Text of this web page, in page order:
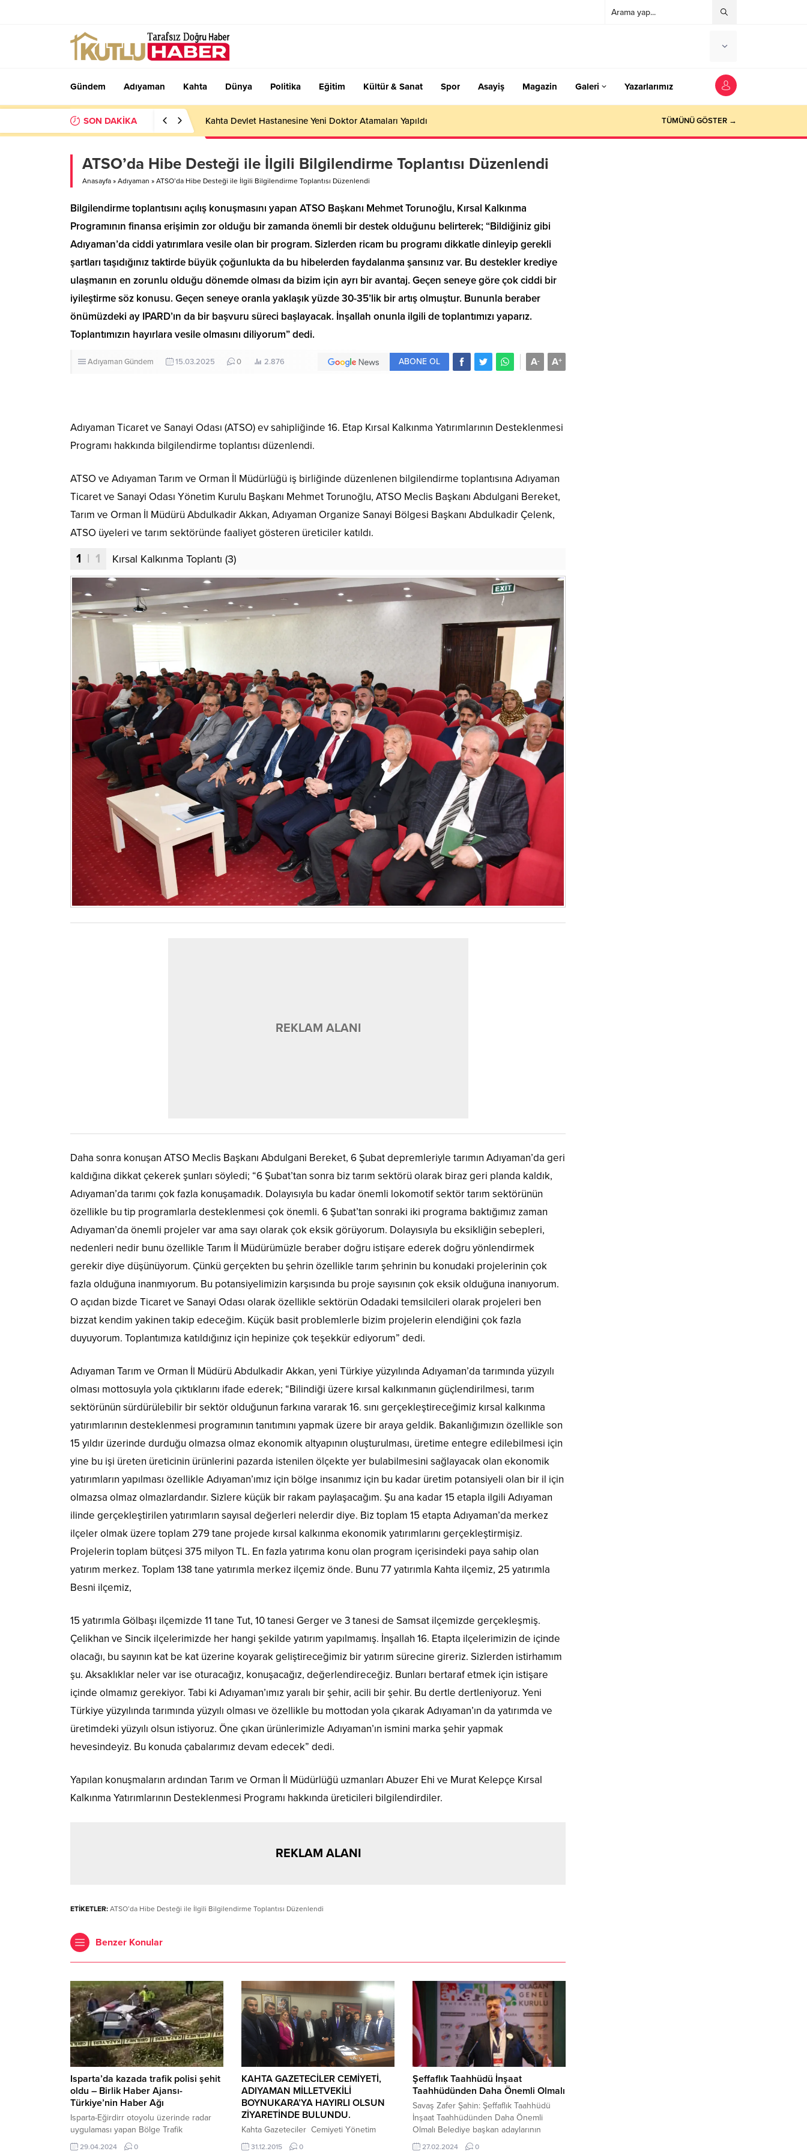
Gündem Adıyaman Kahta Dünya Politika Eğitim Kültür & Sanat Spor Asayiş Magazin Galeri Yazarlarımız
SON DAKİKA Kahta Devlet Hastanesine Yeni Doktor Atamaları Yapıldı TÜMÜNÜ GÖSTER →
ATSO’da Hibe Desteği ile İlgili Bilgilendirme Toplantısı Düzenlendi
Anasayfa » Adıyaman » ATSO’da Hibe Desteği ile İlgili Bilgilendirme Toplantısı Düzenlendi
Bilgilendirme toplantısını açılış konuşmasını yapan ATSO Başkanı Mehmet Torunoğlu, Kırsal Kalkınma
Programının finansa erişimin zor olduğu bir zamanda önemli bir destek olduğunu belirterek; “Bildiğiniz gibi
Adıyaman’da ciddi yatırımlara vesile olan bir program. Sizlerden ricam bu programı dikkatle dinleyip gerekli
şartları taşıdığınız taktirde büyük çoğunlukta da bu hibelerden faydalanma şansınız var. Bu destekler krediye
ulaşmanın en zorunlu olduğu dönemde olması da bizim için ayrı bir avantaj. Geçen seneye göre çok ciddi bir
iyileştirme söz konusu. Geçen seneye oranla yaklaşık yüzde 30-35’lik bir artış olmuştur. Bununla beraber
önümüzdeki ay IPARD’ın da bir başvuru süreci başlayacak. İnşallah onunla ilgili de toplantımızı yaparız.
Toplantımızın hayırlara vesile olmasını diliyorum” dedi.
AdıyamanGündem 15.03.2025 0 2.876 A+
A-
ABONE OL
Adıyaman Ticaret ve Sanayi Odası (ATSO) ev sahipliğinde 16. Etap Kırsal Kalkınma Yatırımlarının Desteklenmesi
Programı hakkında bilgilendirme toplantısı düzenlendi.
ATSO ve Adıyaman Tarım ve Orman İl Müdürlüğü iş birliğinde düzenlenen bilgilendirme toplantısına Adıyaman
Ticaret ve Sanayi Odası Yönetim Kurulu Başkanı Mehmet Torunoğlu, ATSO Meclis Başkanı Abdulgani Bereket,
Tarım ve Orman İl Müdürü Abdulkadir Akkan, Adıyaman Organize Sanayi Bölgesi Başkanı Abdulkadir Çelenk,
ATSO üyeleri ve tarım sektöründe faaliyet gösteren üreticiler katıldı.
1 | 1 Kırsal Kalkınma Toplantı (3)
REKLAM ALANI
Daha sonra konuşan ATSO Meclis Başkanı Abdulgani Bereket, 6 Şubat depremleriyle tarımın Adıyaman’da geri
kaldığına dikkat çekerek şunları söyledi; “6 Şubat’tan sonra biz tarım sektörü olarak biraz geri planda kaldık,
Adıyaman’da tarımı çok fazla konuşamadık. Dolayısıyla bu kadar önemli lokomotif sektör tarım sektörünün
özellikle bu tip programlarla desteklenmesi çok önemli. 6 Şubat’tan sonraki iki programa baktığımız zaman
Adıyaman’da önemli projeler var ama sayı olarak çok eksik görüyorum. Dolayısıyla bu eksikliğin sebepleri,
nedenleri nedir bunu özellikle Tarım İl Müdürümüzle beraber doğru istişare ederek doğru yönlendirmek
gerekir diye düşünüyorum. Çünkü gerçekten bu şehrin özellikle tarım şehrinin bu konudaki projelerinin çok
fazla olduğuna inanmıyorum. Bu potansiyelimizin karşısında bu proje sayısının çok eksik olduğuna inanıyorum.
O açıdan bizde Ticaret ve Sanayi Odası olarak özellikle sektörün Odadaki temsilcileri olarak projeleri ben
bizzat kendim yakinen takip edeceğim. Küçük basit problemlerle bizim projelerin elendiğini çok fazla
duyuyorum. Toplantımıza katıldığınız için hepinize çok teşekkür ediyorum” dedi.
Adıyaman Tarım ve Orman İl Müdürü Abdulkadir Akkan, yeni Türkiye yüzyılında Adıyaman’da tarımında yüzyılı
olması mottosuyla yola çıktıklarını ifade ederek; “Bilindiği üzere kırsal kalkınmanın güçlendirilmesi, tarım
sektörünün sürdürülebilir bir sektör olduğunun farkına vararak 16. sını gerçekleştireceğimiz kırsal kalkınma
yatırımlarının desteklenmesi programının tanıtımını yapmak üzere bir araya geldik. Bakanlığımızın özellikle son
15 yıldır üzerinde durduğu olmazsa olmaz ekonomik altyapının oluşturulması, üretime entegre edilebilmesi için
yine bu işi üreten üreticinin ürünlerini pazarda istenilen ölçekte yer bulabilmesini sağlayacak olan ekonomik
yatırımların yapılması özellikle Adıyaman’ımız için bölge insanımız için bu kadar üretim potansiyeli olan bir il için
olmazsa olmaz olmazlardandır. Sizlere küçük bir rakam paylaşacağım. Şu ana kadar 15 etapla ilgili Adıyaman
ilinde gerçekleştirilen yatırımların sayısal değerleri nelerdir diye. Biz toplam 15 etapta Adıyaman’da merkez
ilçeler olmak üzere toplam 279 tane projede kırsal kalkınma ekonomik yatırımlarını gerçekleştirmişiz.
Projelerin toplam bütçesi 375 milyon TL. En fazla yatırıma konu olan program içerisindeki paya sahip olan
yatırım merkez. Toplam 138 tane yatırımla merkez ilçemiz önde. Bunu 77 yatırımla Kahta ilçemiz, 25 yatırımla
Besni ilçemiz,
15 yatırımla Gölbaşı ilçemizde 11 tane Tut, 10 tanesi Gerger ve 3 tanesi de Samsat ilçemizde gerçekleşmiş.
Çelikhan ve Sincik ilçelerimizde her hangi şekilde yatırım yapılmamış. İnşallah 16. Etapta ilçelerimizin de içinde
olacağı, bu sayının kat be kat üzerine koyarak geliştireceğimiz bir yatırım sürecine gireriz. Sizlerden istirhamım
şu. Aksaklıklar neler var ise oturacağız, konuşacağız, değerlendireceğiz. Bunları bertaraf etmek için istişare
içinde olmamız gerekiyor. Tabi ki Adıyaman’ımız yaralı bir şehir, acili bir şehir. Bu dertle dertleniyoruz. Yeni
Türkiye yüzyılında tarımında yüzyılı olması ve özellikle bu mottodan yola çıkarak Adıyaman’ın da yatırımda ve
üretimdeki yüzyılı olsun istiyoruz. Öne çıkan ürünlerimizle Adıyaman’ın ismini marka şehir yapmak
hevesindeyiz. Bu konuda çabalarımız devam edecek” dedi.
Yapılan konuşmaların ardından Tarım ve Orman İl Müdürlüğü uzmanları Abuzer Ehi ve Murat Kelepçe Kırsal
Kalkınma Yatırımlarının Desteklenmesi Programı hakkında üreticileri bilgilendirdiler.
REKLAM ALANI
ETİKETLER: ATSO’da Hibe Desteği ile İlgili Bilgilendirme Toplantısı Düzenlendi
Benzer Konular
Isparta’da kazada trafik polisi şehit
oldu – Birlik Haber Ajansı-
Türkiye’nin Haber Ağı
Isparta-Eğirdirr otoyolu üzerinde radar
uygulaması yapan Bölge Trafik
Müdürlüğü’nde görevli polis memuru
29.04.2024 0
KAHTA GAZETECİLER CEMİYETİ,
ADIYAMAN MİLLETVEKİLİ
BOYNUKARA’YA HAYIRLI OLSUN
ZİYARETİNDE BULUNDU.
Kahta Gazeteciler Cemiyeti Yönetim
Kurulu Üyeleri, AK Parti Adıyaman
31.12.2015 0
Şeffaflık Taahhüdü İnşaat
Taahhüdünden Daha Önemli Olmalı
Savaş Zafer Şahin: Şeffaflık Taahhüdü
İnşaat Taahhüdünden Daha Önemli
Olmalı Belediye başkan adaylarının
imzalaması için hazırlanmış olan ve
27.02.2024 0